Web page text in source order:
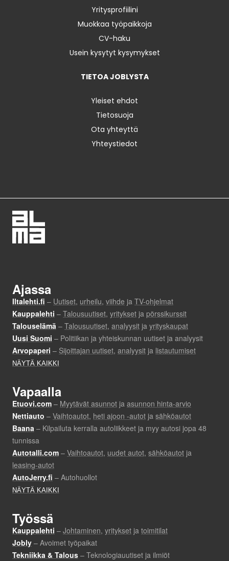
Yritysprofiilini
Muokkaa työpaikkoja
CV-haku
Usein kysytyt kysymykset
TIETOA JOBLYSTA
Yleiset ehdot
Tietosuoja
Ota yhteyttä
Yhteystiedot